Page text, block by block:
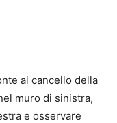
al cancello della
muro di sinistra,
e osservare